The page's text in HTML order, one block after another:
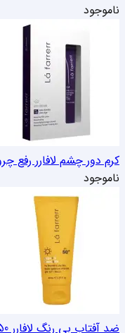
ناموجود
کرم دور چشم لافارر رفع چروک
ناموجود
ضد آفتاب بی رنگ لافارر SPF50 پوست خشک و نرمال 40ml